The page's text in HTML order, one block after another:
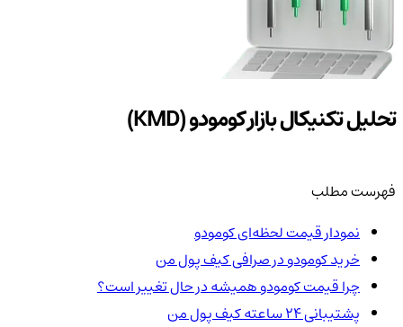
تحلیل تکنیکال بازار کومودو (KMD)
فهرست مطلب
نمودار قیمت لحظه‌ای کومودو
خرید کومودو در صرافی کیف پول من
چرا قیمت کومودو همیشه در حال تغییر است؟
پشتیبانی ۲۴ ساعته کیف پول من